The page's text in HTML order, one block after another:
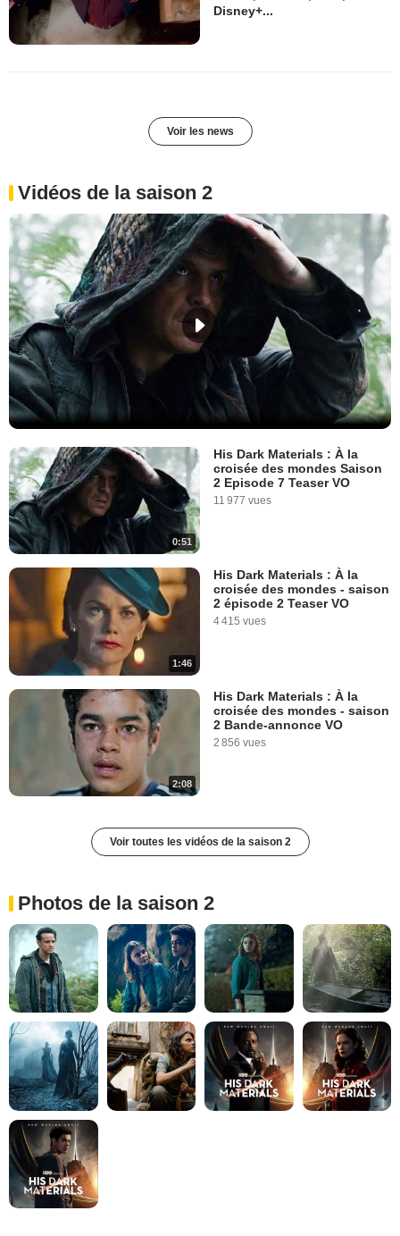
Disney+...
Voir les news
Vidéos de la saison 2
0:51
His Dark Materials : À la
croisée des mondes Saison
2 Episode 7 Teaser VO
11 977 vues
1:46
His Dark Materials : À la
croisée des mondes - saison
2 épisode 2 Teaser VO
4 415 vues
2:08
His Dark Materials : À la
croisée des mondes - saison
2 Bande-annonce VO
2 856 vues
Voir toutes les vidéos de la saison 2
Photos de la saison 2